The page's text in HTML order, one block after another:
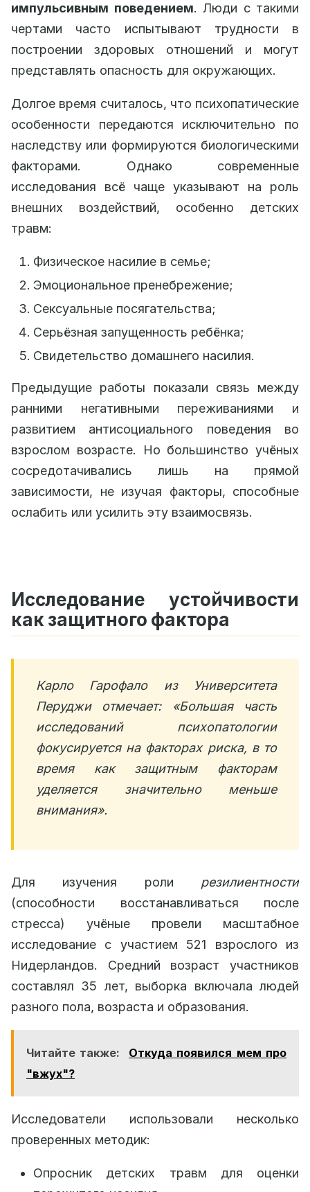
импульсивным поведением. Люди с такими
чертами часто испытывают трудности в
построении здоровых отношений и могут
представлять опасность для окружающих.
Долгое время считалось, что психопатические
особенности передаются исключительно по
наследству или формируются биологическими
факторами. Однако современные
исследования всё чаще указывают на роль
внешних воздействий, особенно детских
травм:
Физическое насилие в семье;
Эмоциональное пренебрежение;
Сексуальные посягательства;
Серьёзная запущенность ребёнка;
Свидетельство домашнего насилия.
Предыдущие работы показали связь между
ранними негативными переживаниями и
развитием антисоциального поведения во
взрослом возрасте. Но большинство учёных
сосредотачивались лишь на прямой
зависимости, не изучая факторы, способные
ослабить или усилить эту взаимосвязь.
Исследование устойчивости
как защитного фактора
Карло Гарофало из Университета
Перуджи отмечает: «Большая часть
исследований психопатологии
фокусируется на факторах риска, в то
время как защитным факторам
уделяется значительно меньше
внимания».
Для изучения роли резилиентности
(способности восстанавливаться после
стресса) учёные провели масштабное
исследование с участием 521 взрослого из
Нидерландов. Средний возраст участников
составлял 35 лет, выборка включала людей
разного пола, возраста и образования.
Читайте также:
Откуда появился мем про
"вжух"?
Исследователи использовали несколько
проверенных методик:
Опросник детских травм для оценки